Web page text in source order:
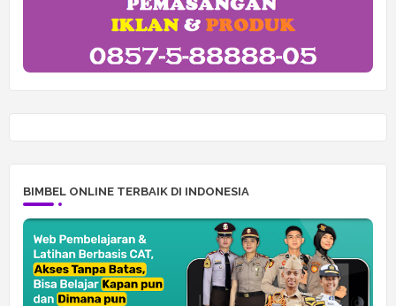
BIMBEL ONLINE TERBAIK DI INDONESIA